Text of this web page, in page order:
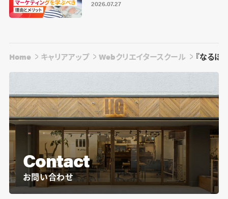
2026.07.27
Home キャリアアップ Webクリエイタースクール 『なるほ
Contact
お問い合わせ